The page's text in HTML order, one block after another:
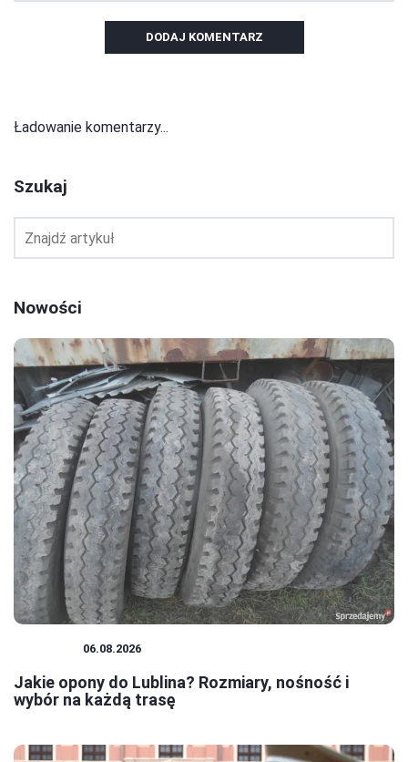
DODAJ KOMENTARZ
Ładowanie komentarzy...
Szukaj
Nowości
06.08.2026
Jakie opony do Lublina? Rozmiary, nośność i
wybór na każdą trasę